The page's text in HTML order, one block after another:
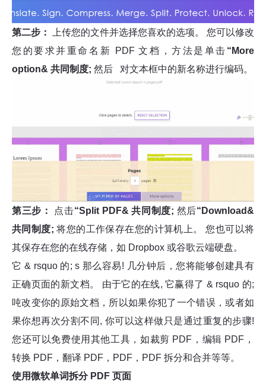
第二步：
上传您的文件并选择您喜欢的选项。 您可以修改
您的要求并重命名新 PDF 文档，方法是单击 “More
option& 共同制度; 然后 对文本框中的新名称进行编码。
第三步： 点击“Split PDF& 共同制度; 然后“Download&
共同制度; 将您的工作保存在您的计算机上。 您也可以将
其保存在您的在线存储，如 Dropbox 或谷歌云端硬盘。
它 & rsquo 的; s 那么容易! 几分钟后，您将能够创建具有
正确页面的新文档。 由于它的在线, 它赢得了 & rsquo 的;
吨改变你的原始文档，所以如果你犯了一个错误，或者如
果你想再次分割不同, 你可以这样做只是通过重复的步骤!
您还可以免费使用其他工具，如裁剪 PDF，编辑 PDF，
转换 PDF，翻译 PDF，PDF，PDF 拆分和合并等等。
使用微软单词拆分 PDF 页面